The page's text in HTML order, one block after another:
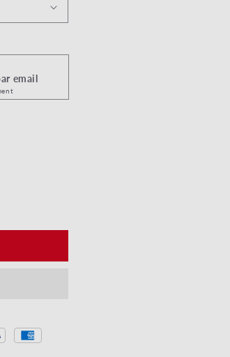
email
- Lettre fleurs
la meilleure maman - Lettre fleurs